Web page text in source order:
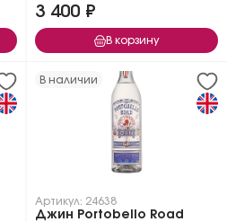
3 400 ₽
В корзину
В наличии
Артикул: 24638
Джин Portobello Road